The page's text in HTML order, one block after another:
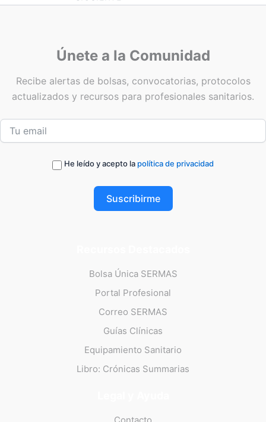
Únete a la Comunidad
Recibe alertas de bolsas, convocatorias, protocolos
actualizados y recursos para profesionales sanitarios.
He leído y acepto la política de privacidad
Suscribirme
Bolsa Única SERMAS
Portal Profesional
Correo SERMAS
Guías Clínicas
Equipamiento Sanitario
Libro: Crónicas Summarias